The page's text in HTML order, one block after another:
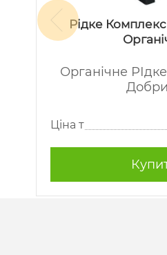
Рідке
Органічне
Ціна т